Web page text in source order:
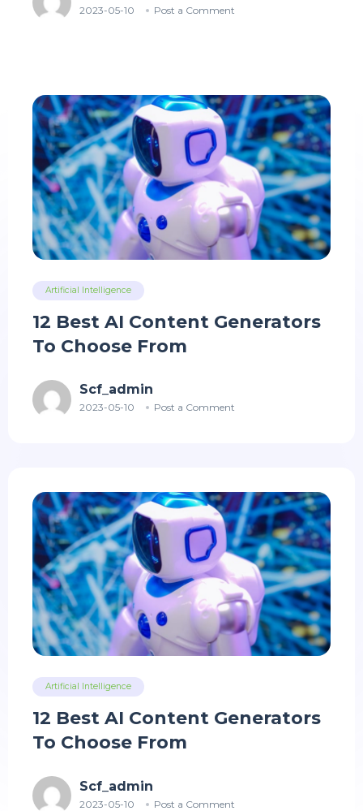
2023-05-10 Post a Comment
Artificial Intelligence
12 Best AI Content Generators
To Choose From
Scf_admin
2023-05-10 Post a Comment
Artificial Intelligence
12 Best AI Content Generators
To Choose From
Scf_admin
2023-05-10 Post a Comment